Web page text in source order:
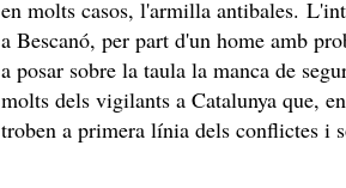
en molts casos, l'armilla antibales.
a Bescanó, per part d'un home amb
a posar sobre la taula la manca de
molts dels vigilants a Catalunya que,
troben a primera línia dels conflictes i